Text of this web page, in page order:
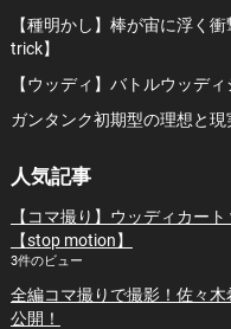
【種明かし】棒が宙に浮く
trick】
【ウッディ】バトルウッデ
ガンタンク初期型の理想と
人気記事
【コマ撮り】ウッディカー
【stop motion】
3件のビュー
全編コマ撮りで撮影！佐々
公開！